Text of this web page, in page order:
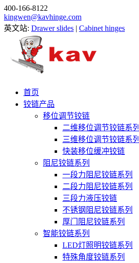
400-166-8122
kingwen@kavhinge.com
英文站: Drawer slides | Cabinet hinges
首页
铰链产品
移位调节铰链
二维移位调节铰链系列
三维移位调节铰链系列
快装移位缓冲铰链
阻尼铰链系列
一段力阻尼铰链系列
二段力阻尼铰链系列
三段力液压铰链
不锈钢阻尼铰链系列
厚门阻尼铰链系列
智能铰链系列
LED灯照明铰链系列
特殊角度铰链系列